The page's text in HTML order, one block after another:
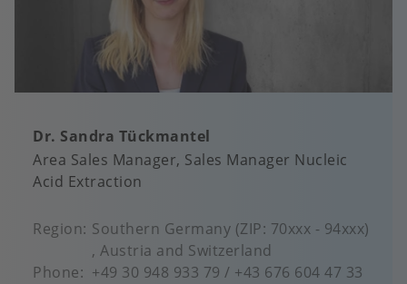
Dr. Sandra Tückmantel
Area Sales Manager Sales Manager Nucleic
Acid Extraction
Region Southern Germany (ZIP: 70xxx - 94xxx)
, Austria and Switzerland
Phone
+49 30 948 933 79 / +43 676 604 47 33